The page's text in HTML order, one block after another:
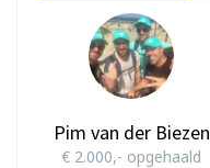
Pim van der Biezen
€ 2.000,- opgehaald